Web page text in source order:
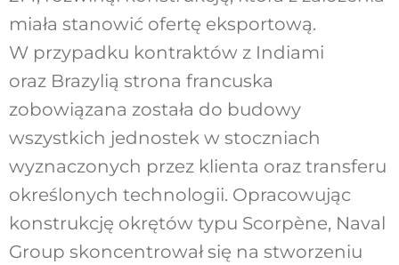
miała stanowić ofertę eksportową.
W przypadku kontraktów z Indiami
oraz Brazylią strona francuska
zobowiązana została do budowy
wszystkich jednostek w stoczniach
wyznaczonych przez klienta oraz transferu
określonych technologii. Opracowując
konstrukcję okrętów typu Scorpène, Naval
Group skoncentrował się na stworzeniu